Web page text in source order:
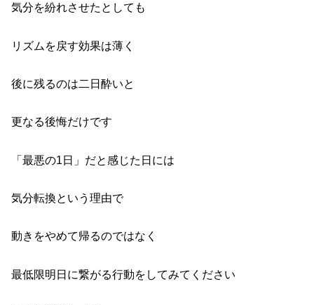
気分を紛れさせたとしても
リズムを戻す効果は薄く
後に残るのは二日酔いと
更なる後悔だけです
「最悪の1日」だと感じた日には
気分転換という理由で
動きをやめて帰るのではなく
最低限明日に繋がる行動をしてみてください